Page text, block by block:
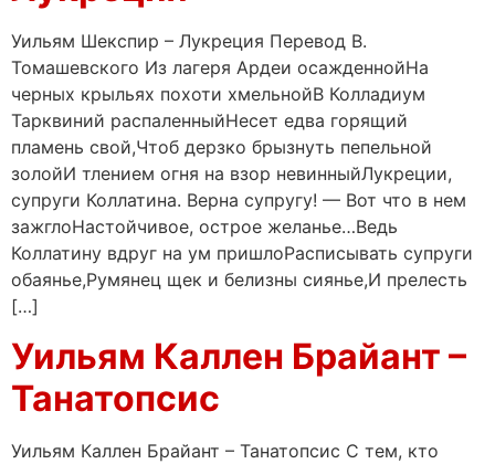
Уильям Шекспир – Лукреция Перевод В.
Томашевского Из лагеря Ардеи осажденнойНа
черных крыльях похоти хмельнойВ Колладиум
Тарквиний распаленныйНесет едва горящий
пламень свой,Чтоб дерзко брызнуть пепельной
золойИ тлением огня на взор невинныйЛукреции,
супруги Коллатина. Верна супругу! — Вот что в нем
зажглоНастойчивое, острое желанье…Ведь
Коллатину вдруг на ум пришлоРасписывать супруги
обаянье,Румянец щек и белизны сиянье,И прелесть
[…]
Уильям Каллен Брайант –
Танатопсис
Уильям Каллен Брайант – Танатопсис С тем, кто